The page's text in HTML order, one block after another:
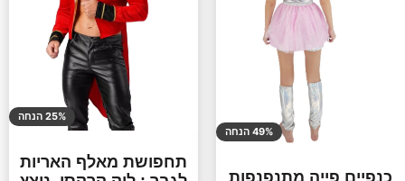
49% הנחה
25% הנחה
תחפושת מאלף האריות